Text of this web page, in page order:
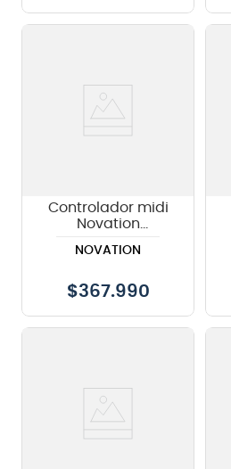
Controlador midi
Novation
NOVATION
$367.990